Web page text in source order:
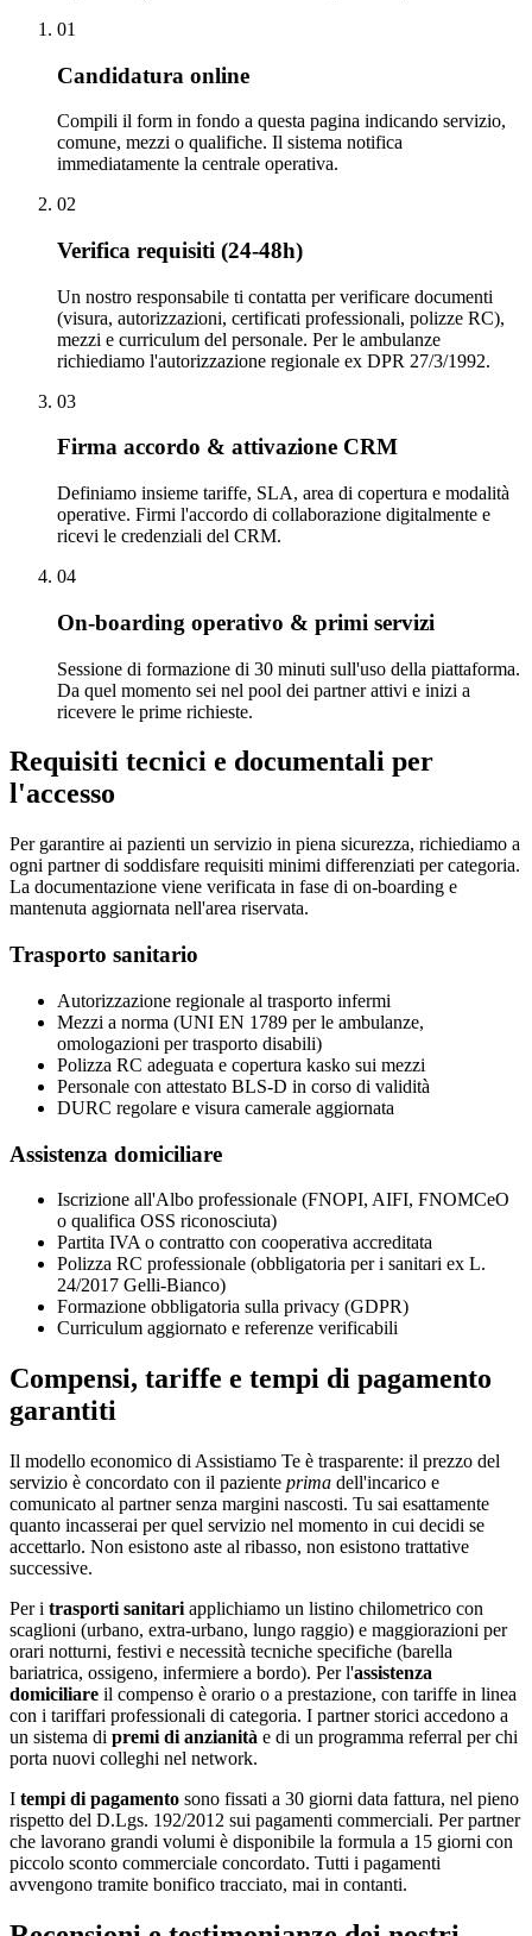
01
Candidatura online
Compili il form in fondo a questa pagina indicando servizio,
comune, mezzi o qualifiche. Il sistema notifica
immediatamente la centrale operativa.
02
Verifica requisiti (24-48h)
Un nostro responsabile ti contatta per verificare documenti
(visura, autorizzazioni, certificati professionali, polizze RC),
mezzi e curriculum del personale. Per le ambulanze
richiediamo l'autorizzazione regionale ex DPR 27/3/1992.
03
Firma accordo & attivazione CRM
Definiamo insieme tariffe, SLA, area di copertura e modalità
operative. Firmi l'accordo di collaborazione digitalmente e
ricevi le credenziali del CRM.
04
On-boarding operativo & primi servizi
Sessione di formazione di 30 minuti sull'uso della piattaforma.
Da quel momento sei nel pool dei partner attivi e inizi a
ricevere le prime richieste.
Requisiti tecnici e documentali per
l'accesso
Per garantire ai pazienti un servizio in piena sicurezza, richiediamo a
ogni partner di soddisfare requisiti minimi differenziati per categoria.
La documentazione viene verificata in fase di on-boarding e
mantenuta aggiornata nell'area riservata.
Trasporto sanitario
Autorizzazione regionale al trasporto infermi
Mezzi a norma (UNI EN 1789 per le ambulanze,
omologazioni per trasporto disabili)
Polizza RC adeguata e copertura kasko sui mezzi
Personale con attestato BLS-D in corso di validità
DURC regolare e visura camerale aggiornata
Assistenza domiciliare
Iscrizione all'Albo professionale (FNOPI, AIFI, FNOMCeO
o qualifica OSS riconosciuta)
Partita IVA o contratto con cooperativa accreditata
Polizza RC professionale (obbligatoria per i sanitari ex L.
24/2017 Gelli-Bianco)
Formazione obbligatoria sulla privacy (GDPR)
Curriculum aggiornato e referenze verificabili
Compensi, tariffe e tempi di pagamento
garantiti
Il modello economico di Assistiamo Te è trasparente: il prezzo del
servizio è concordato con il paziente prima dell'incarico e
comunicato al partner senza margini nascosti. Tu sai esattamente
quanto incasserai per quel servizio nel momento in cui decidi se
accettarlo. Non esistono aste al ribasso, non esistono trattative
successive.
Per i trasporti sanitari applichiamo un listino chilometrico con
scaglioni (urbano, extra-urbano, lungo raggio) e maggiorazioni per
orari notturni, festivi e necessità tecniche specifiche (barella
bariatrica, ossigeno, infermiere a bordo). Per l'assistenza
domiciliare il compenso è orario o a prestazione, con tariffe in linea
con i tariffari professionali di categoria. I partner storici accedono a
un sistema di premi di anzianità e di un programma referral per chi
porta nuovi colleghi nel network.
I tempi di pagamento sono fissati a 30 giorni data fattura, nel pieno
rispetto del D.Lgs. 192/2012 sui pagamenti commerciali. Per partner
che lavorano grandi volumi è disponibile la formula a 15 giorni con
piccolo sconto commerciale concordato. Tutti i pagamenti
avvengono tramite bonifico tracciato, mai in contanti.